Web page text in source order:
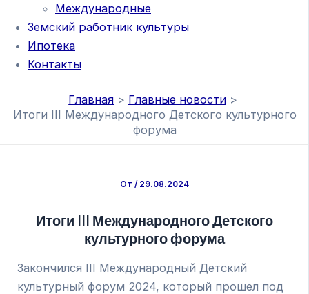
Международные
Земский работник культуры
Ипотека
Контакты
Главная
Главные новости
Итоги III Международного Детского культурного
форума
От / 29.08.2024
Итоги III Международного Детского
культурного форума
Закончился III Международный Детский
культурный форум 2024, который прошел под